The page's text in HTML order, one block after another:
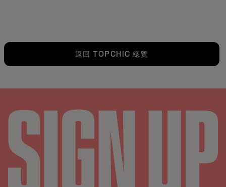
返回 TOPCHIC 總覽